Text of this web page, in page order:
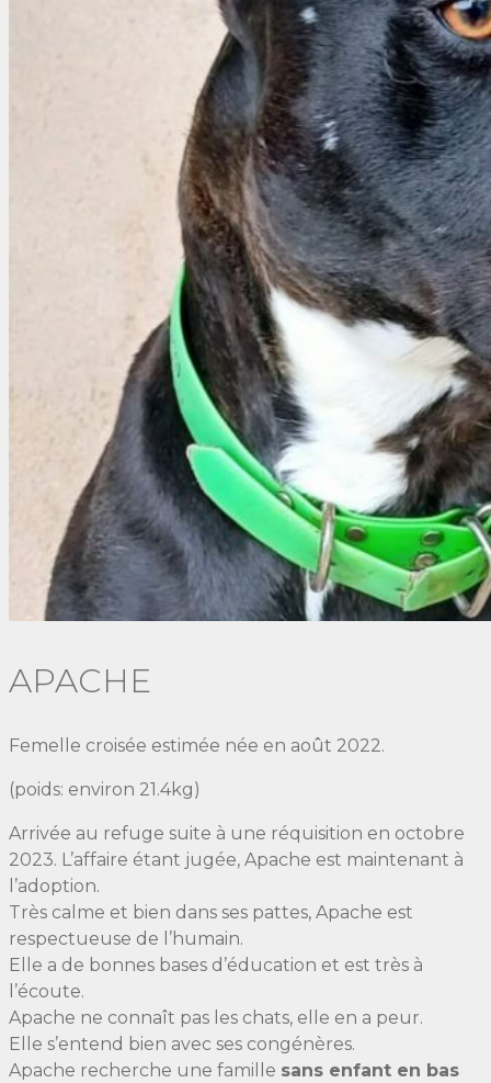
APACHE
Femelle croisée estimée née en août 2022.
(poids: environ 21.4kg)
Arrivée au refuge suite à une réquisition en octobre
2023. L’affaire étant jugée, Apache est maintenant à
l’adoption.
Très calme et bien dans ses pattes, Apache est
respectueuse de l’humain.
Elle a de bonnes bases d’éducation et est très à
l’écoute.
Apache ne connaît pas les chats, elle en a peur.
Elle s’entend bien avec ses congénères.
Apache recherche une famille sans enfant en bas